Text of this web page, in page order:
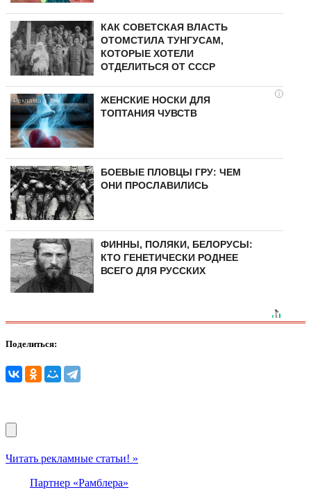
КАК СОВЕТСКАЯ ВЛАСТЬ
ОТОМСТИЛА ТУНГУCAМ,
КОТОРЫЕ ХОТЕЛИ
ОТДЕЛИТЬСЯ ОТ СССР
i
ЖЕНСКИЕ НОСКИ ДЛЯ
ТОПТАНИЯ ЧУВСТВ
БОЕВЫЕ ПЛОВЦЫ ГРУ: ЧЕМ
ОНИ ПРОСЛАВИЛИСЬ
ФИННЫ, ПОЛЯКИ, БЕЛОРУСЫ:
КТО ГЕНЕТИЧЕСКИ РОДНЕЕ
ВСЕГО ДЛЯ РУССКИХ
Поделиться:
Читать рекламные статьи! »
Партнер «Рамблера»